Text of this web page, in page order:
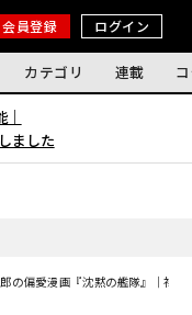
会員登録 ログイン
カテゴリ 連載
ました
の偏愛漫画『沈黙の艦隊』｜社長